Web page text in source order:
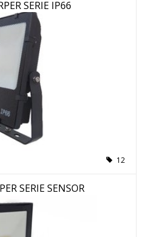
SERIE IP66
12
SERIE SENSOR